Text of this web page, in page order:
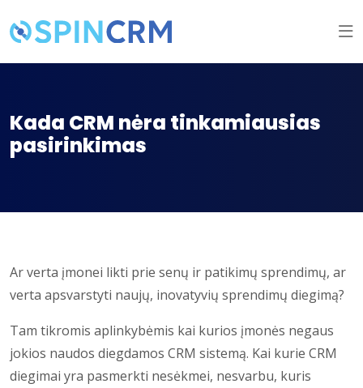
Kada CRM nėra tinkamiausias
pasirinkimas
Ar verta įmonei likti prie senų ir patikimų sprendimų, ar
verta apsvarstyti naujų, inovatyvių sprendimų diegimą?
Tam tikromis aplinkybėmis kai kurios įmonės negaus
jokios naudos diegdamos CRM sistemą. Kai kurie CRM
diegimai yra pasmerkti nesėkmei, nesvarbu, kuris